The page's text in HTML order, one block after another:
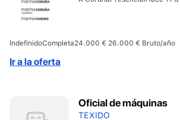
IndefinidoCompleta24.000 € 26.000 € Bruto/año
Ir a la oferta
Oficial de máquinas
TEXIDO